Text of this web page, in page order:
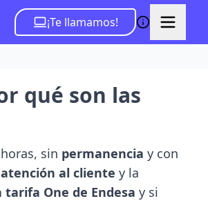
¡Te llamamos!
qué son las
sin permanencia y con
atención al cliente y la
One de Endesa y si